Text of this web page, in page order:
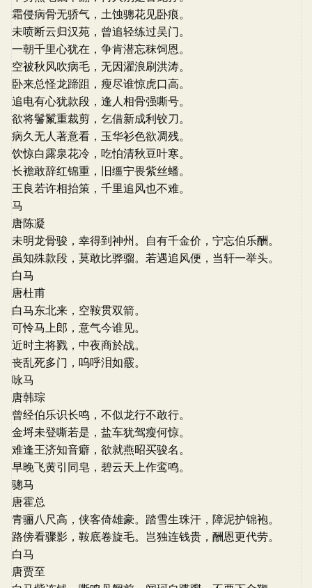
霜侵病骨无骄气，土蚀骢花见卧痕。
未喷断云归汉苑，曾追轻练过吴门。
一朝千里心犹在，争肯潜忘秣饲恩。
空被秋风吹病毛，无因濯浪刷洪涛。
卧来总怪龙蹄跙，瘦尽谁惊虎口高。
追电有心犹款段，逢人相骨强嘶号。
欲将鬐鬣重裁剪，乞借新成利铰刀。
病久无人著意看，玉华衫色欲凋残。
饮惊白露泉花冷，吃怕清秋豆叶寒。
长襜敢辞红锦重，旧缰宁畏紫丝蟠。
王良若许相抬策，千里追风也不难。
马
唐陈凝
未明龙骨骏，幸得到神州。自有千金价，宁忘伯乐酬。
虽知殊款段，莫敢比骅骝。若遇追风便，当轩一举头。
白马
唐杜甫
白马东北来，空鞍贯双箭。
可怜马上郎，意气今谁见。
近时主将戮，中夜商於战。
丧乱死多门，呜呼泪如霰。
咏马
唐韩琮
曾经伯乐识长鸣，不似龙行不敢行。
金埒未登嘶若是，盐车犹驾瘦何惊。
难逢王济知音癖，欲就燕昭买骏名。
早晚飞黄引同皂，碧云天上作鸾鸣。
骢马
唐霍总
青骊八尺高，侠客倚雄豪。踏雪生珠汗，障泥护锦袍。
路傍看骤影，鞍底卷旋毛。岂独连钱贵，酬恩更代劳。
白马
唐贾至